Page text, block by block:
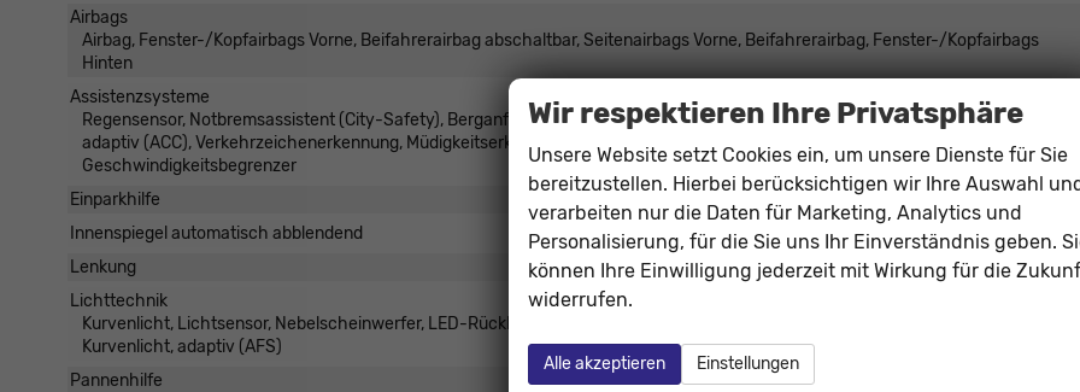
Airbags
Airbag, Fenster-/Kopfairbags Vorne, Beifahrerairbag abschaltbar, Seitenairbags Vorne, Beifahrerairbag, Fenster-/Kopfairbags
Hinten
Assistenzsysteme
Regensensor, Notbremsassistent (City-Safety), Berganfahrassistent, Spurhalteassistent, Fußgängererkennung, Abstandstempomat
adaptiv (ACC), Verkehrzeichenerkennung, Müdigkeitserkennungs-Sensor, Notrufsystem, Abstandswarner,
Geschwindigkeitsbegrenzer
Einparkhilfe
Park Distance Control vorne, Park Distance Control hinten, Rückfahrkamera
Innenspiegel automatisch abblendend
Lenkung
Lichttechnik
Kurvenlicht, Lichtsensor, Nebelscheinwerfer, LED-Rückleuchten, LED-Scheinwerfer, Fernlichtassistent, LED-Tagfahrlicht,
Kurvenlicht, adaptiv (AFS)
Pannenhilfe
Wir respektieren Ihre Privatsphäre
Unsere Website setzt Cookies ein, um unsere Dienste für Sie
bereitzustellen. Hierbei berücksichtigen wir Ihre Auswahl
verarbeiten nur die Daten für Marketing, Analytics und
Personalisierung, für die Sie uns Ihr Einverständnis geben.
können Ihre Einwilligung jederzeit mit Wirkung für die
widerrufen.
Alle akzeptieren Einstellungen